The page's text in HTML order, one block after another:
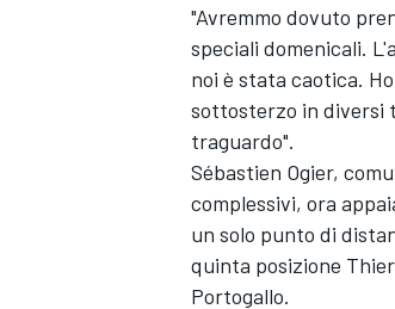
MONOMARCA
"Avremmo dovuto
speciali domenicali.
noi è stata caotica.
sottosterzo in diversi
traguardo".
Sébastien Ogier,
complessivi, ora
un solo punto di
quinta posizione
Portogallo.